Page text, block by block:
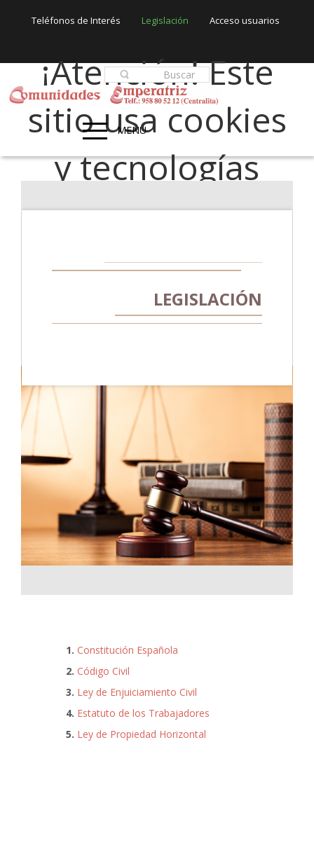
Teléfonos de Interés Legislación Acceso usuarios
¡Atención! Este
sitio usa cookies
y tecnologías
similares.
uso.
MENU
LEGISLACIÓN
1. Constitución Española
2. Código Civil
3. Ley de Enjuiciamiento Civil
4. Estatuto de los Trabajadores
5. Ley de Propiedad Horizontal